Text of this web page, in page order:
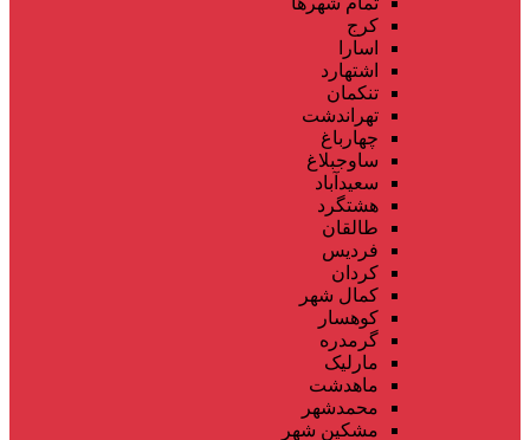
کرج
اسارا
اشتهارد
تنکمان
تهراندشت
چهارباغ
ساوجبلاغ
سعیدآباد
هشتگرد
طالقان
فردیس
کردان
کمال شهر
کوهسار
گرمدره
مارلیک
ماهدشت
محمدشهر
مشکین شهر